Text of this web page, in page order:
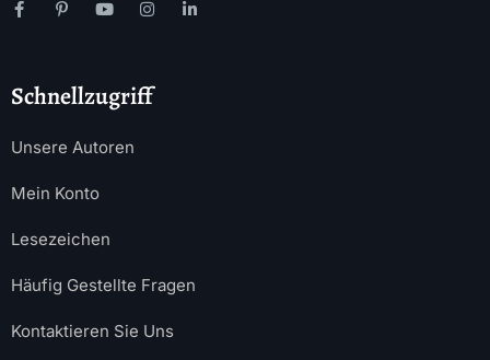
Schnellzugriff
Unsere Autoren
Mein Konto
Lesezeichen
Häufig Gestellte Fragen
Kontaktieren Sie Uns